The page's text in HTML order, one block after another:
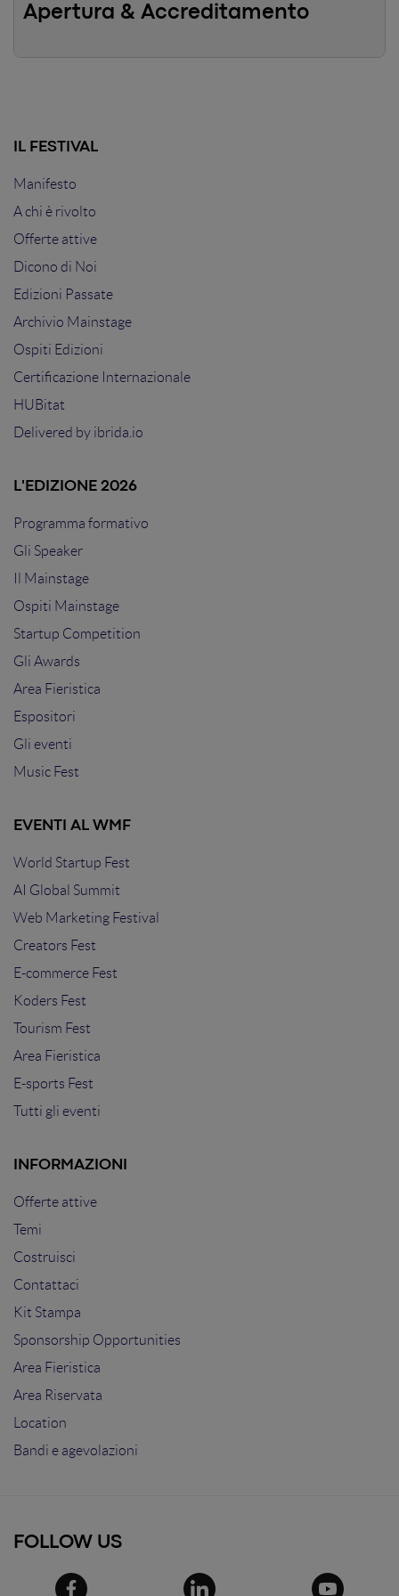
Apertura & Accreditamento
in soli tre mesi.
IL FESTIVAL
Manifesto
A chi è rivolto
Offerte attive
Dicono di Noi
Edizioni Passate
Archivio Mainstage
Ospiti Edizioni
Certificazione Internazionale
HUBitat
Delivered by ibrida.io
L'EDIZIONE 2026
Programma formativo
Gli Speaker
Il Mainstage
Ospiti Mainstage
Startup Competition
Gli Awards
Area Fieristica
Espositori
Gli eventi
Music Fest
EVENTI AL WMF
World Startup Fest
AI Global Summit
Web Marketing Festival
Creators Fest
E-commerce Fest
Koders Fest
Tourism Fest
Area Fieristica
E-sports Fest
Tutti gli eventi
INFORMAZIONI
Offerte attive
Temi
Costruisci
Contattaci
Kit Stampa
Sponsorship Opportunities
Area Fieristica
Area Riservata
Location
Bandi e agevolazioni
FOLLOW US